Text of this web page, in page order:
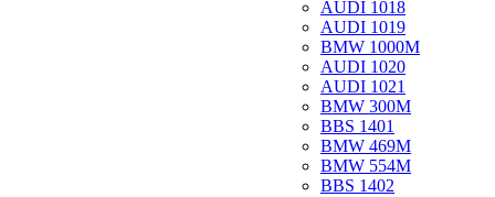
AUDI 1018
AUDI 1019
BMW 1000M
AUDI 1020
AUDI 1021
BMW 300M
BBS 1401
BMW 469M
BMW 554M
BBS 1402